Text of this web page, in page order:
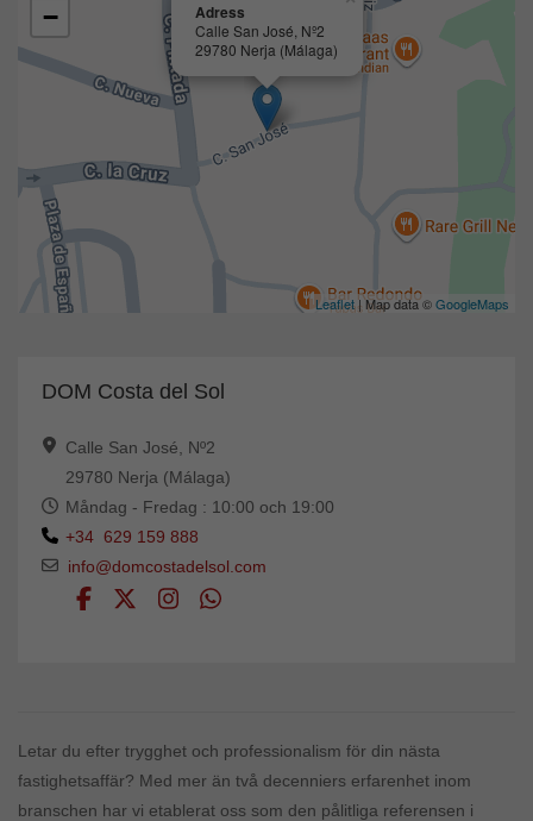
Adress
Calle San José, Nº2
29780 Nerja (Málaga)
−
Leaflet| Map data ©GoogleMaps
DOM Costa del Sol
Calle San José, Nº2
29780 Nerja (Málaga)
Måndag - Fredag : 10:00 och 19:00
+34 629 159 888
info@domcostadelsol.com
Letar du efter trygghet och professionalism för din nästa
fastighetsaffär? Med mer än två decenniers erfarenhet inom
branschen har vi etablerat oss som den pålitliga referensen i